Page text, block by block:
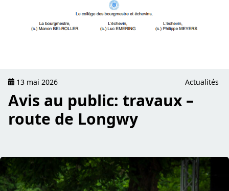
13 mai 2026 Actualités
Avis au public: travaux –
route de Longwy
read Fotoréckbleck vum Sonnden – Schuller Kiermes 2026